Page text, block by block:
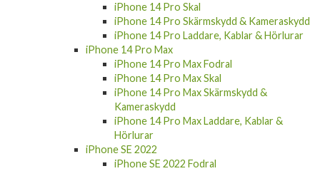
iPhone 14 Pro Skal
iPhone 14 Pro Skärmskydd & Kameraskydd
iPhone 14 Pro Laddare, Kablar & Hörlurar
iPhone 14 Pro Max
iPhone 14 Pro Max Fodral
iPhone 14 Pro Max Skal
iPhone 14 Pro Max Skärmskydd &
Kameraskydd
iPhone 14 Pro Max Laddare, Kablar &
Hörlurar
iPhone SE 2022
iPhone SE 2022 Fodral